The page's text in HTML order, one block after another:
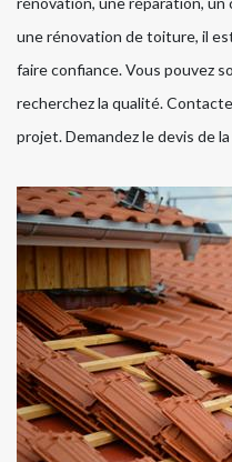
une rénovation de toiture, il
faire confiance. Vous pouvez
recherchez la qualité.
projet. Demandez le devis de